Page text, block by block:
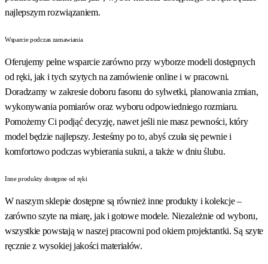
najlepszym rozwiązaniem.
Wsparcie podczas zamawiania
Oferujemy pełne wsparcie zarówno przy wyborze modeli dostępnych
od ręki, jak i tych szytych na zamówienie online i w pracowni.
Doradzamy w zakresie doboru fasonu do sylwetki, planowania zmian,
wykonywania pomiarów oraz wyboru odpowiedniego rozmiaru.
Pomożemy Ci podjąć decyzję, nawet jeśli nie masz pewności, który
model będzie najlepszy. Jesteśmy po to, abyś czuła się pewnie i
komfortowo podczas wybierania sukni, a także w dniu ślubu.
Inne produkty dostępne od ręki
W naszym sklepie dostępne są również inne produkty i kolekcje –
zarówno szyte na miarę, jak i gotowe modele. Niezależnie od wyboru,
wszystkie powstają w naszej pracowni pod okiem projektantki. Są szyte
ręcznie z wysokiej jakości materiałów.